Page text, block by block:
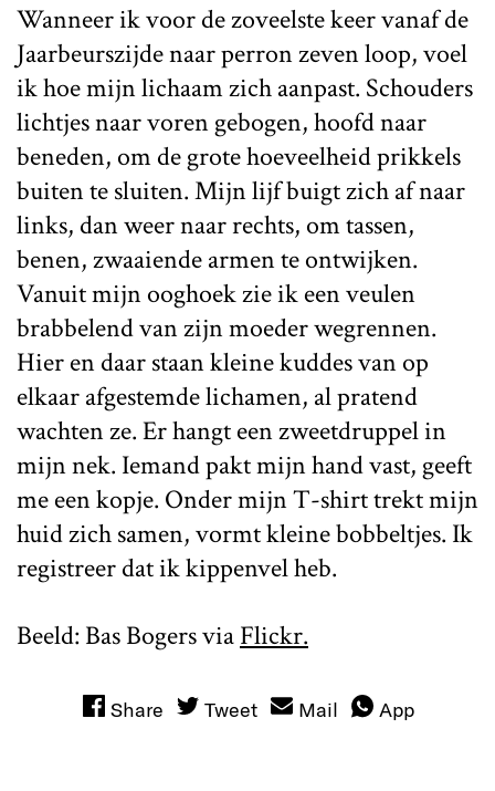
Wanneer ik voor de zoveelste keer vanaf de
Jaarbeurszijde naar perron zeven loop, voel
ik hoe mijn lichaam zich aanpast. Schouders
lichtjes naar voren gebogen, hoofd naar
beneden, om de grote hoeveelheid prikkels
buiten te sluiten. Mijn lijf buigt zich af naar
links, dan weer naar rechts, om tassen,
benen, zwaaiende armen te ontwijken.
Vanuit mijn ooghoek zie ik een veulen
brabbelend van zijn moeder wegrennen.
Hier en daar staan kleine kuddes van op
elkaar afgestemde lichamen, al pratend
wachten ze. Er hangt een zweetdruppel in
mijn nek. Iemand pakt mijn hand vast, geeft
me een kopje. Onder mijn T-shirt trekt mijn
huid zich samen, vormt kleine bobbeltjes. Ik
registreer dat ik kippenvel heb.
Beeld: Bas Bogers viaFlickr.
Share Tweet Mail App